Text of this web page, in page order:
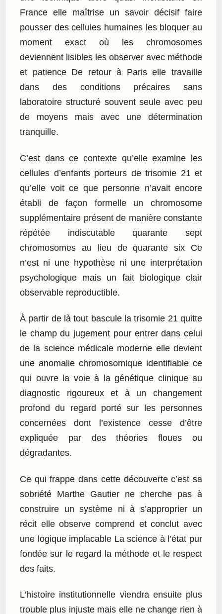
France elle maîtrise un savoir décisif faire
pousser des cellules humaines les bloquer au
moment exact où les chromosomes
deviennent lisibles les observer avec méthode
et patience De retour à Paris elle travaille
dans des conditions précaires sans
laboratoire structuré souvent seule avec peu
de moyens mais avec une détermination
tranquille.
C’est dans ce contexte qu’elle examine les
cellules d’enfants porteurs de trisomie 21 et
qu’elle voit ce que personne n’avait encore
établi de façon formelle un chromosome
supplémentaire présent de manière constante
répétée indiscutable quarante sept
chromosomes au lieu de quarante six Ce
n’est ni une hypothèse ni une interprétation
psychologique mais un fait biologique clair
observable reproductible.
À partir de là tout bascule la trisomie 21 quitte
le champ du jugement pour entrer dans celui
de la science médicale moderne elle devient
une anomalie chromosomique identifiable ce
qui ouvre la voie à la génétique clinique au
diagnostic rigoureux et à un changement
profond du regard porté sur les personnes
concernées dont l’existence cesse d’être
expliquée par des théories floues ou
dégradantes.
Ce qui frappe dans cette découverte c’est sa
sobriété Marthe Gautier ne cherche pas à
construire un système ni à s’approprier un
récit elle observe comprend et conclut avec
une logique implacable La science à l’état pur
fondée sur le regard la méthode et le respect
des faits.
L’histoire institutionnelle viendra ensuite plus
trouble plus injuste mais elle ne change rien à